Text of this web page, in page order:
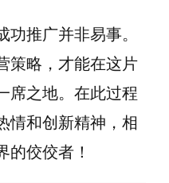
推广并非易事。
策略，才能在这片
席之地。在此过程
情和创新精神，相
的佼佼者！